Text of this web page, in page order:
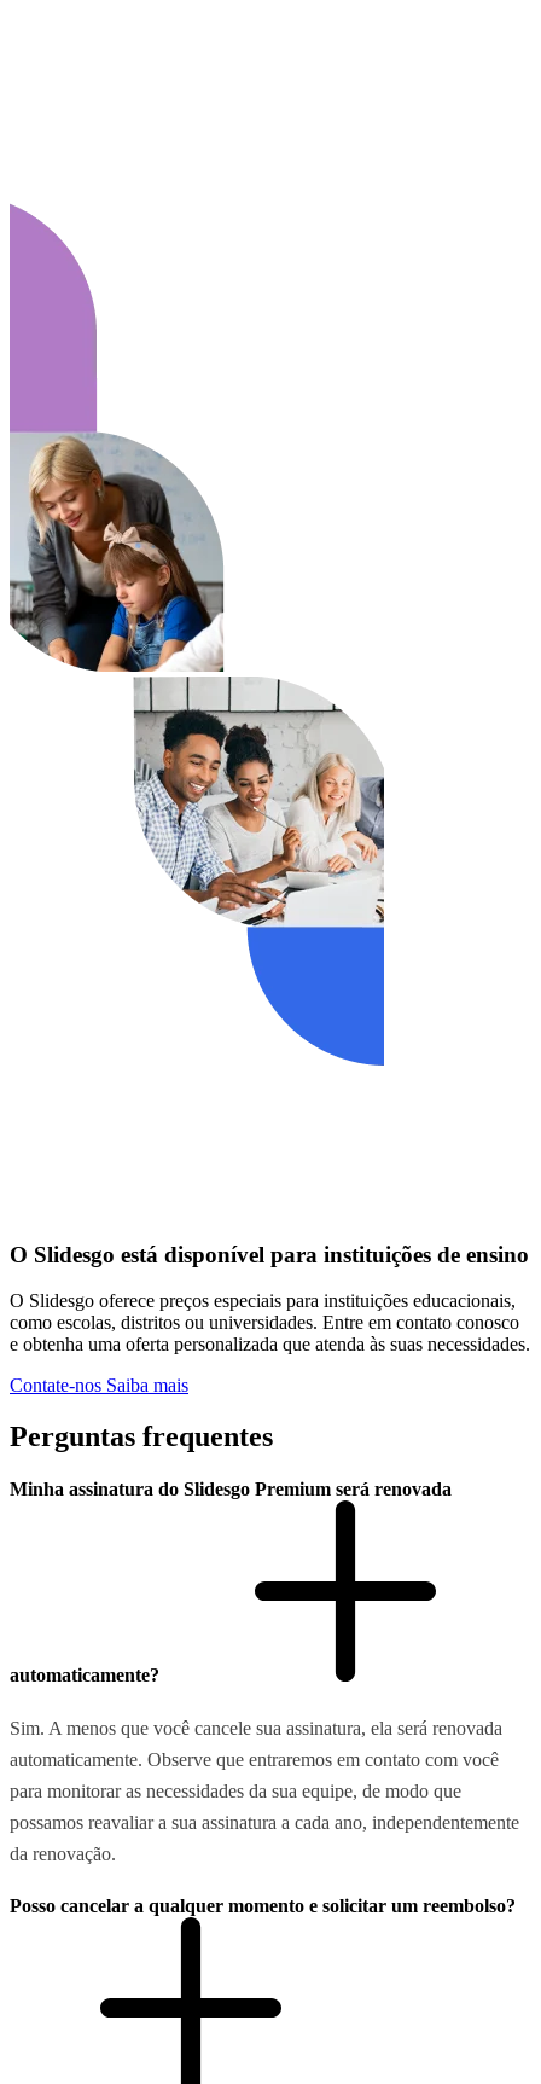
O Slidesgo está disponível para instituições de ensino
O Slidesgo oferece preços especiais para instituições educacionais,
como escolas, distritos ou universidades. Entre em contato conosco
e obtenha uma oferta personalizada que atenda às suas necessidades.
Contate-nos Saiba mais
Perguntas frequentes
Minha assinatura do Slidesgo Premium será renovada
automaticamente?
Sim. A menos que você cancele sua assinatura, ela será renovada
automaticamente. Observe que entraremos em contato com você
para monitorar as necessidades da sua equipe, de modo que
possamos reavaliar a sua assinatura a cada ano, independentemente
da renovação.
Posso cancelar a qualquer momento e solicitar um reembolso?